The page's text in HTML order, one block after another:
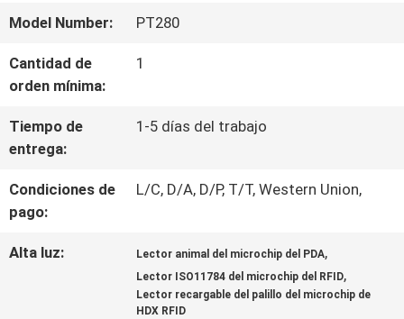
NOSOTROS
VIAJE
DE
LA
FÁBRICA
CONTROL
Model Number: PT280
Cantidad de
orden mínima:
1
Tiempo de
entrega:
1-5 días del trabajo
Condiciones de
pago:
L/C, D/A, D/P, T/T, Western Union,
Alta luz: Lector animal del microchip del PDA,
Lector ISO11784 del microchip del RFID,
Lector recargable del palillo del microchip de
HDX RFID